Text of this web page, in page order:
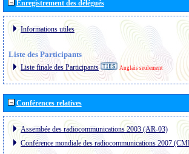
Enregistrement des délégués
Informations utiles
Liste des Participants
Liste finale des Participants Anglais seulement
Conférences relatives
Assembée des radiocommunications 2003 (AR-03)
Conférence mondiale des radiocommunications 2007